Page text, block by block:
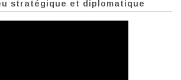
stratégique et diplomatique